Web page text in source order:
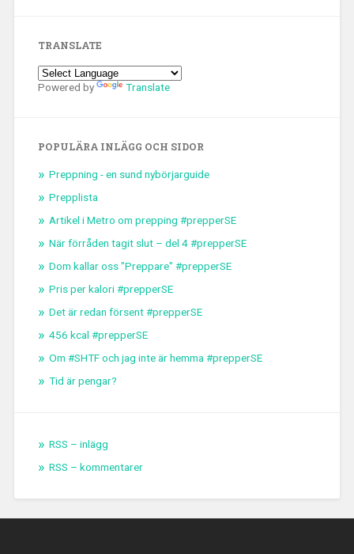
TRANSLATE
Powered by Translate
POPULÄRA INLÄGG OCH SIDOR
Preppning - en sund nybörjarguide
Prepplista
Artikel i Metro om prepping #prepperSE
När förråden tagit slut – del 4 #prepperSE
Dom kallar oss "Preppare" #prepperSE
Pris per kalori #prepperSE
Det är redan försent #prepperSE
456 kcal #prepperSE
Om #SHTF och jag inte är hemma #prepperSE
Tid är pengar?
RSS – inlägg
RSS – kommentarer